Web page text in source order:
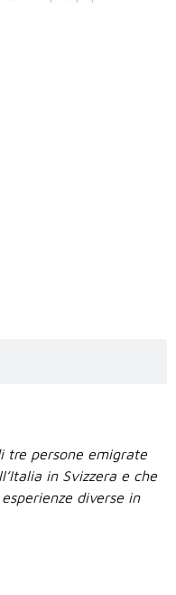
tre persone emigrate
in Svizzera e che
diverse in